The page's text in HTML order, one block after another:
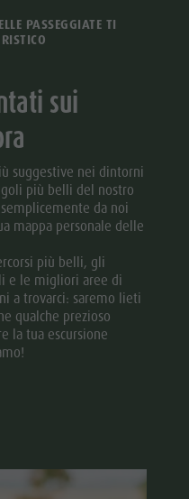
PASSEGGIATE TI
sui
suggestive nei dintorni
più belli del nostro
da noi
mappa personale delle
più belli, gli
e le migliori aree di
a trovarci: saremo lieti
qualche prezioso
la tua escursione